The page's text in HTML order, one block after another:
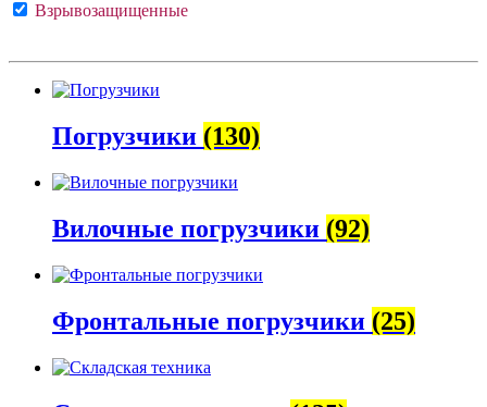
Взрывозащищенные
Погрузчики (130)
Вилочные погрузчики (92)
Фронтальные погрузчики (25)